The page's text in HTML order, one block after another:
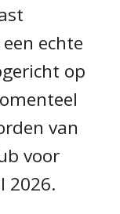
echte
op
van
voor
2026.